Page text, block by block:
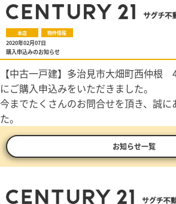
本店 物件情報
2020年02月07日
購入申込みのお知らせ
【中古一戸建】多治見市大畑町西仲根
にご購入申込みをいただきました。
今までたくさんのお問合せを頂き、誠
た。
お知らせ一覧